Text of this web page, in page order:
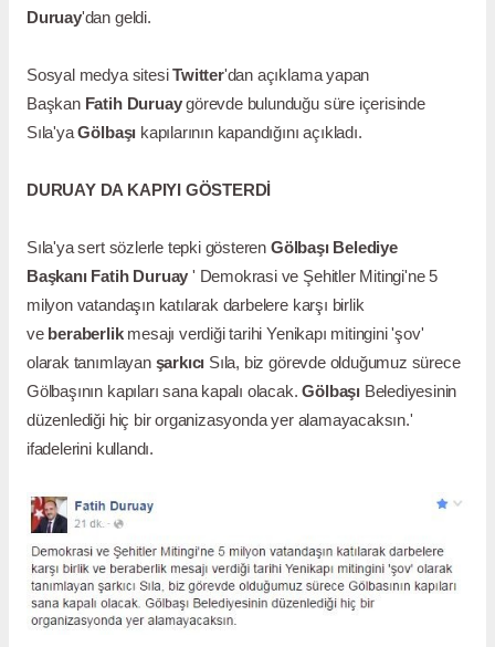
Duruay'dan geldi.
Sosyal medya sitesiTwitter'dan açıklama yapan
Başkan Fatih Duruaygörevde bulunduğu süre içerisinde
Sıla'yaGölbaşı kapılarının kapandığını açıkladı.
DURUAY DA KAPIYI GÖSTERDİ
Sıla'ya sert sözlerle tepki gösteren Gölbaşı Belediye
Başkanı Fatih Duruay ' Demokrasi ve Şehitler Mitingi'ne 5
milyon vatandaşın katılarak darbelere karşı birlik
ve beraberlikmesajı verdiği tarihi Yenikapı mitingini 'şov'
olarak tanımlayan şarkıcı Sıla, biz görevde olduğumuz sürece
Gölbaşının kapıları sana kapalı olacak.GölbaşıBelediyesinin
düzenlediği hiç bir organizasyonda yer alamayacaksın.'
ifadelerini kullandı.